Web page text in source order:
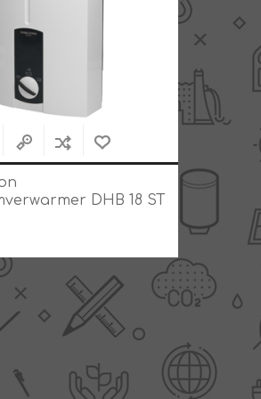
DHB 18 ST
aangestuurd